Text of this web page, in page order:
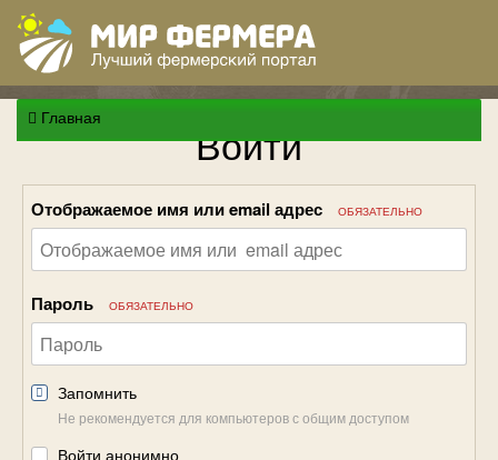
Главная Войти
Отображаемое имя или email адрес ОБЯЗАТЕЛЬНО
Пароль ОБЯЗАТЕЛЬНО
Запомнить
Не рекомендуется для компьютеров с общим доступом
Войти анонимно